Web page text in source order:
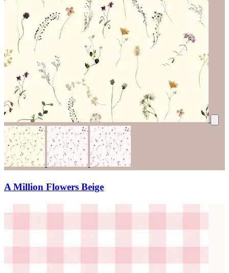
A Million Flowers Beige